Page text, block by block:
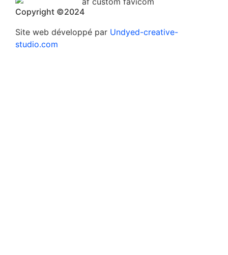
Copyright ©2024
Site web développé par Undyed-creative-
studio.com